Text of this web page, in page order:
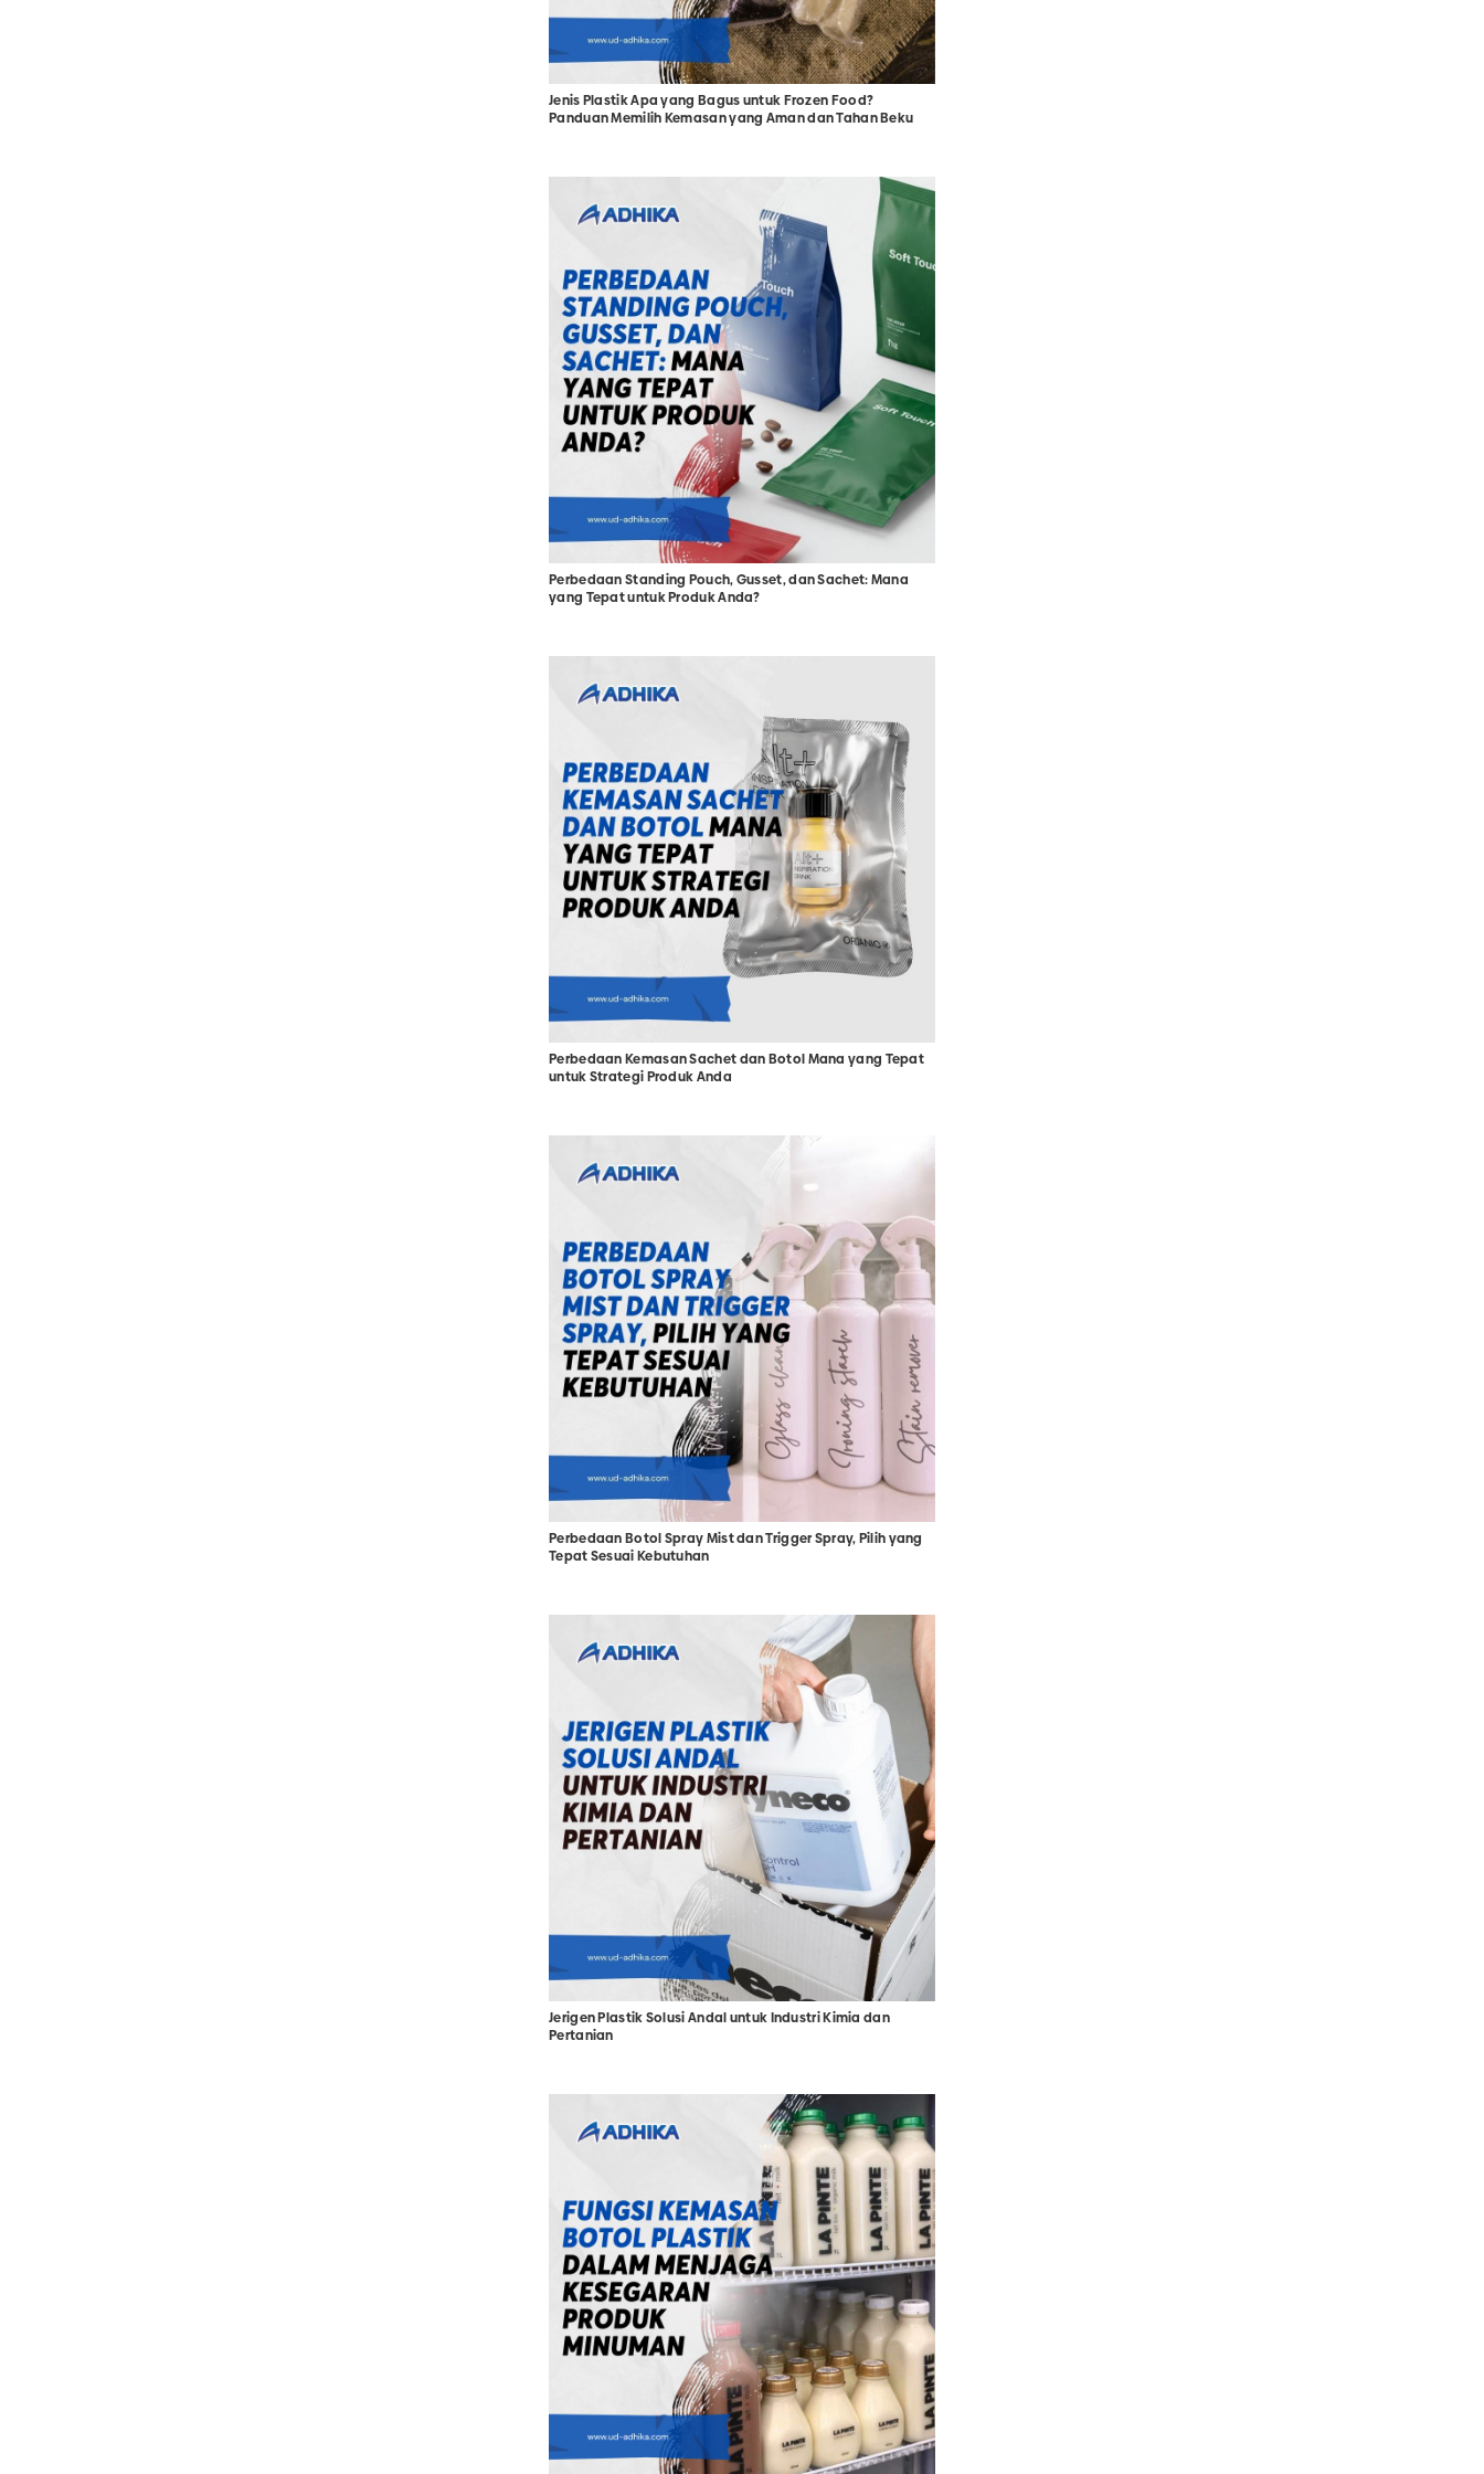
Jenis Plastik Apa yang Bagus untuk Frozen Food?
Panduan Memilih Kemasan yang Aman dan Tahan Beku
Perbedaan Standing Pouch, Gusset, dan Sachet: Mana
yang Tepat untuk Produk Anda?
Perbedaan Kemasan Sachet dan Botol Mana yang Tepat
untuk Strategi Produk Anda
Perbedaan Botol Spray Mist dan Trigger Spray, Pilih yang
Tepat Sesuai Kebutuhan
Jerigen Plastik Solusi Andal untuk Industri Kimia dan
Pertanian